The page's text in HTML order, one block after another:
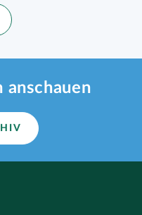
anschauen